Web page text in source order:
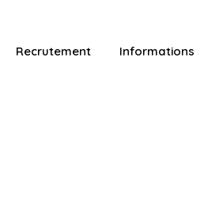
Recrutement Informations